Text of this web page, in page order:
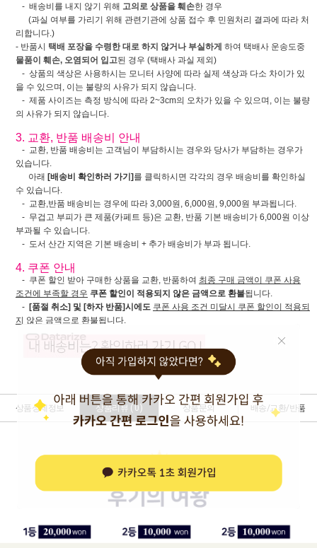
- 배송비를 내지 않기 위해 고의로 상품을 훼손한 경우
(과실 여부를 가리기 위해 관련기관에 상품 접수 후 민원처리 결과에 따라 처
리합니다.)
- 반품시 택배 포장을 수령한 대로 하지 않거나 부실하게 하여 택배사 운송도중
물품이 훼손, 오염되어 입고된 경우 (택배사 과실 제외)
- 상품의 색상은 사용하시는 모니터 사양에 따라 실제 색상과 다소 차이가 있
을 수 있으며, 이는 불량의 사유가 되지 않습니다.
- 제품 사이즈는 측정 방식에 따라 2~3cm의 오차가 있을 수 있으며, 이는 불량
의 사유가 되지 않습니다.
3. 교환, 반품 배송비 안내
- 교환, 반품 배송비는 고객님이 부담하시는 경우와 당사가 부담하는 경우가
있습니다.
아래 [배송비 확인하러 가기] 를 클릭하시면 각각의 경우 배송비를 확인하실
수 있습니다.
- 교환,반품 배송비는 경우에 따라 3,000원, 6,000원, 9,000원 부과됩니다.
- 무겁고 부피가 큰 제품(카페트 등)은 교환, 반품 기본 배송비가 6,000원 이상
부과될 수 있습니다.
- 도서 산간 지역은 기본 배송비 + 추가 배송비가 부과 됩니다.
4. 쿠폰 안내
- 쿠폰 할인 받아 구매한 상품을 교환, 반품하여 최종 구매 금액이 쿠폰 사용
조건에 부족할 경우 쿠폰 할인이 적용되지 않은 금액으로 환불됩니다.
- [품절 취소] 및 [하자 반품]시에도 쿠폰 사용 조건 미달시 쿠폰 할인이 적용되
지 않은 금액으로 환불됩니다.
상품상세정보 상품리뷰 ( 0) 상품문의 배송/교환/반품